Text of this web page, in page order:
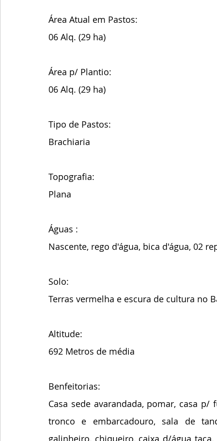
Área Atual em Pastos:
06 Alq. (29 ha)
Área p/ Plantio:
06 Alq. (29 ha)
Tipo de Pastos:
Brachiaria
Topografia:
Plana
Águas :
Nascente, rego d'água, bica d'água, 02
Solo:
Terras vermelha e escura de cultura no
Altitude:
692 Metros de média
Benfeitorias:
Casa sede avarandada, pomar, casa
tronco e embarcadouro, sala de